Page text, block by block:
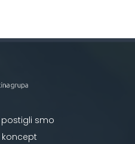
smo
koncept